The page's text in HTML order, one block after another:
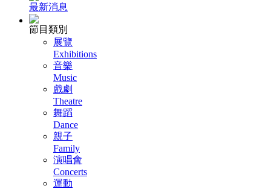
最新消息
節目類別
展覽
Exhibitions
音樂
Music
戲劇
Theatre
舞蹈
Dance
親子
Family
演唱會
Concerts
運動